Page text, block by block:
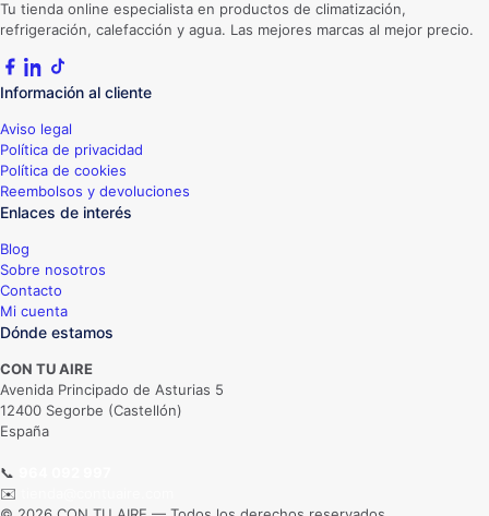
Tu tienda online especialista en productos de climatización,
refrigeración, calefacción y agua. Las mejores marcas al mejor precio.
Información al cliente
Aviso legal
Política de privacidad
Política de cookies
Reembolsos y devoluciones
Enlaces de interés
Blog
Sobre nosotros
Contacto
Mi cuenta
Dónde estamos
CON TU AIRE
Avenida Principado de Asturias 5
12400 Segorbe (Castellón)
España
📞
✉️